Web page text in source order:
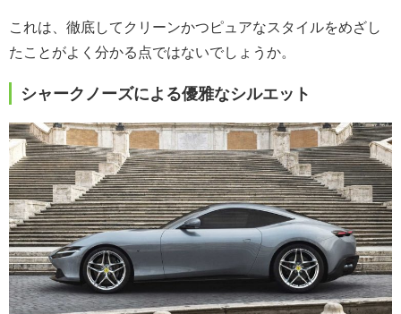
これは、徹底してクリーンかつピュアなスタイルをめざし
たことがよく分かる点ではないでしょうか。
シャークノーズによる優雅なシルエット